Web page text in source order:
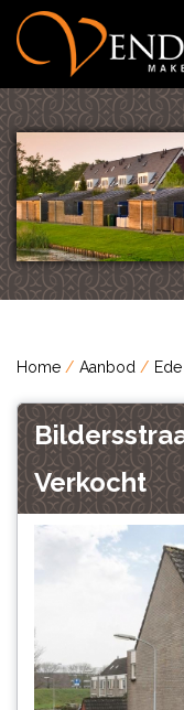
Home Aanbod Ede
Verkocht